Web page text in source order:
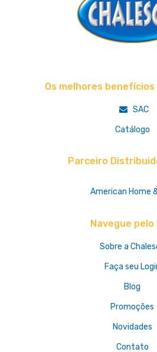
Os melhores
SAC
Catálogo
Parceiro
American Home
Navegue
Sobre a
Faça seu
Blog
Promoções
Novidades
Contato